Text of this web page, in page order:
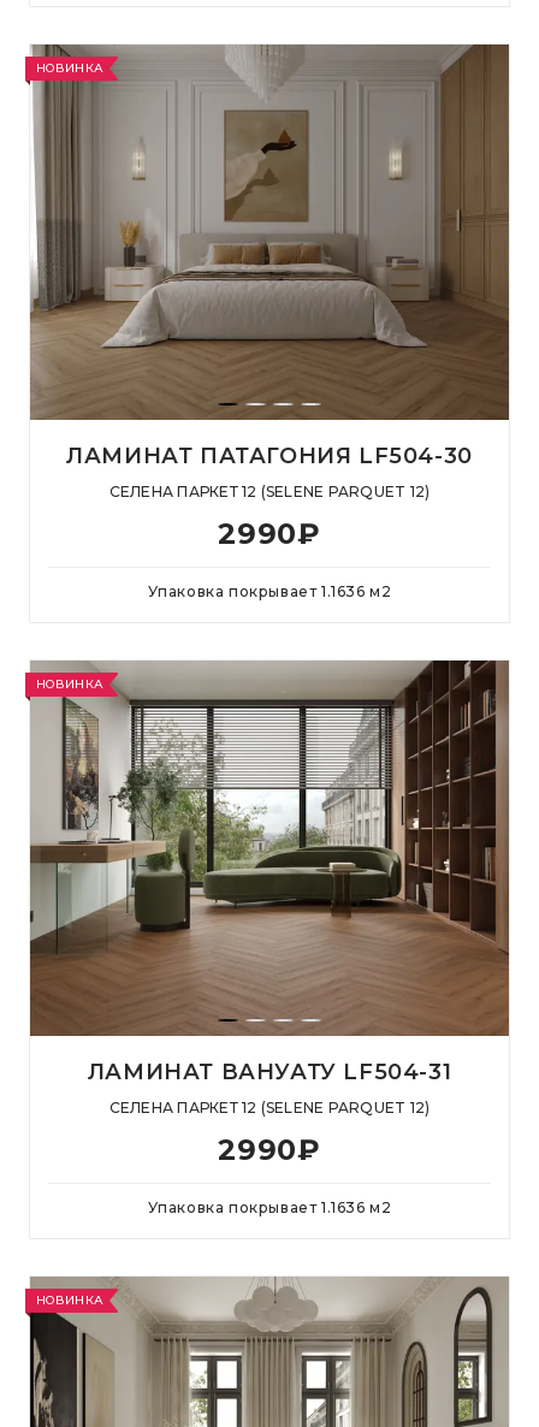
НОВИНКА
ЛАМИНАТ ПАТАГОНИЯ LF504-30
СЕЛЕНА ПАРКЕТ 12 (SELENE PARQUET 12)
2990₽
Упаковка покрывает 1.1636 м 2
НОВИНКА
ЛАМИНАТ ВАНУАТУ LF504-31
СЕЛЕНА ПАРКЕТ 12 (SELENE PARQUET 12)
2990₽
Упаковка покрывает 1.1636 м 2
НОВИНКА